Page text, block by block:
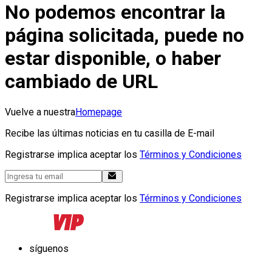
No podemos encontrar la
página solicitada, puede no
estar disponible, o haber
cambiado de URL
Vuelve a nuestraHomepage
Recibe las últimas noticias en tu casilla de E-mail
Registrarse implica aceptar los Términos y Condiciones
Registrarse implica aceptar los Términos y Condiciones
síguenos